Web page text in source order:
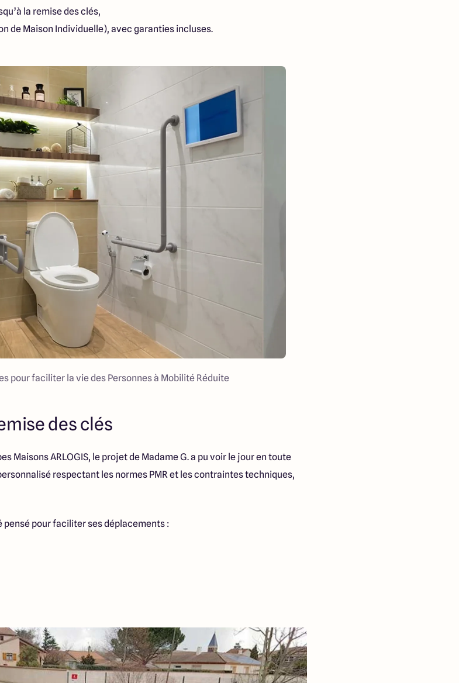
la remise des clés,
de Maison Individuelle), avec garanties incluses.
pour faciliter la vie des Personnes à Mobilité Réduite
des clés
Maisons ARLOGIS, le projet de Madame G. a pu voir le jour en toute
respectant les normes PMR et les contraintes techniques,
pour faciliter ses déplacements :